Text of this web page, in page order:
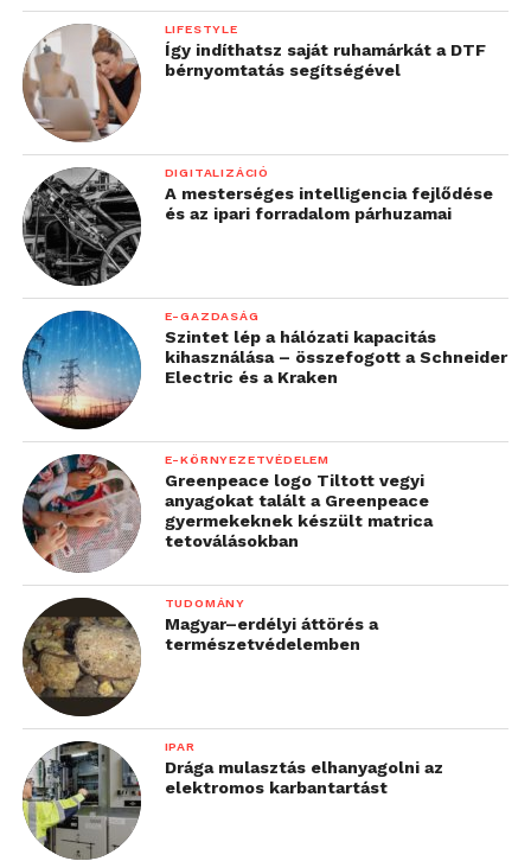
LIFESTYLE
Így indíthatsz saját ruhamárkát a DTF
bérnyomtatás segítségével
DIGITALIZÁCIÓ
A mesterséges intelligencia fejlődése
és az ipari forradalom párhuzamai
E-GAZDASÁG
Szintet lép a hálózati kapacitás
kihasználása – összefogott a Schneider
Electric és a Kraken
E-KÖRNYEZETVÉDELEM
Greenpeace logo Tiltott vegyi
anyagokat talált a Greenpeace
gyermekeknek készült matrica
tetoválásokban
TUDOMÁNY
Magyar–erdélyi áttörés a
természetvédelemben
IPAR
Drága mulasztás elhanyagolni az
elektromos karbantartást